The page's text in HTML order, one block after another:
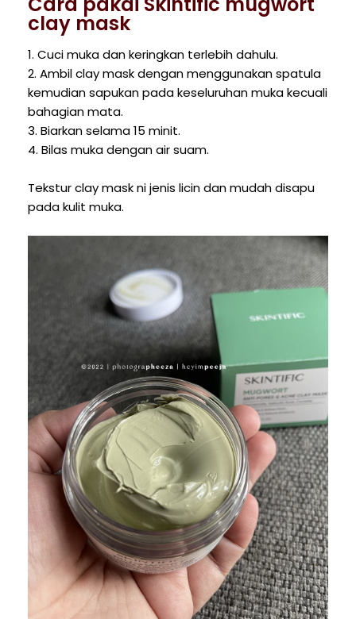
clay mask
1. Cuci muka dan keringkan terlebih dahulu.
2. Ambil clay mask dengan menggunakan spatula
kemudian sapukan pada keseluruhan muka kecuali
bahagian mata.
3. Biarkan selama 15 minit.
4. Bilas muka dengan air suam.
Tekstur clay mask ni jenis licin dan mudah disapu
pada kulit muka.